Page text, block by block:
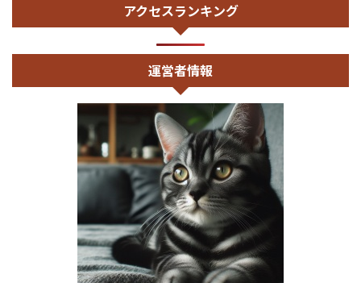
アクセスランキング
運営者情報